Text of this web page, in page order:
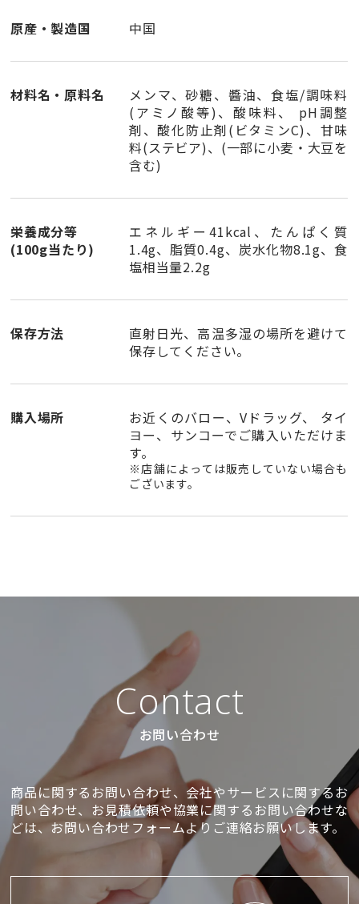
原産・製造国 中国
材料名・原料名
メンマ、砂糖、醬油、食塩/調味料
(アミノ酸等)、酸味料、 pH調整
剤、酸化防止剤(ビタミンC)、甘味
料(ステビア)、(一部に小麦・大豆を
含む)
栄養成分等
(100g当たり)
エネルギー41kcal、たんぱく質
1.4g、脂質0.4g、炭水化物8.1g、食
塩相当量2.2g
保存方法
直射日光、高温多湿の場所を避けて
保存してください。
購入場所 お近くのバロー、Vドラッグ、 タイ
ヨー、サンコーでご購入いただけま
す。
※店舗によっては販売していない場合も
ございます。
Contact
お問い合わせ
商品に関するお問い合わせ、会社やサービスに関するお
問い合わせ、お見積依頼や協業に関するお問い合わせな
どは、お問い合わせフォームよりご連絡お願いします。